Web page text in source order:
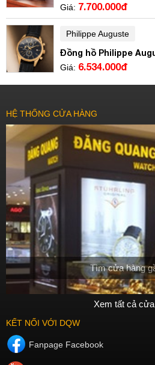
Giá: 7.700.000đ
Philippe Auguste
Đồng hồ Philippe
Giá: 6.534.000đ
HỆ THỐNG CỬA HÀNG
Tìm cửa hàng
Xem tất cả
KẾT NỐI VỚI DQW
Fanpage Facebook